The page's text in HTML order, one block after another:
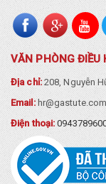
VĂN PHÒNG ĐIỀU
Địa chỉ:208, Nguyễn
Email: hr@gastute.com
Điện thoại: